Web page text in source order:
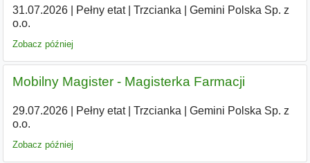
31.07.2026| Pełny etat| Trzcianka
Gemini Polska Sp. z
o.o.
Zobacz później
Mobilny Magister - Magisterka Farmacji
29.07.2026| Pełny etat| Trzcianka
Gemini Polska Sp. z
o.o.
Zobacz później